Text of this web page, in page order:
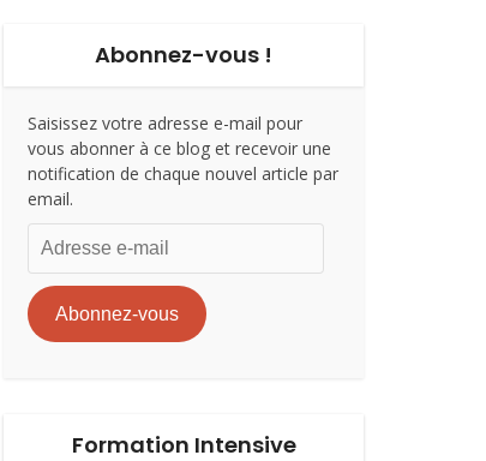
Abonnez-vous !
Saisissez votre adresse e-mail pour
vous abonner à ce blog et recevoir une
notification de chaque nouvel article par
email.
Adresse
e-
mail
Abonnez-vous
Formation Intensive